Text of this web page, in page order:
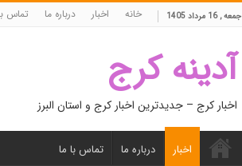
جمعه , 16 مرداد 1405 خانه اخبار درباره ما تماس
آدینه کرج
اخبار کرج – جدیدترین اخبار کرج و استان البرز
اخبار درباره ما تماس با ما